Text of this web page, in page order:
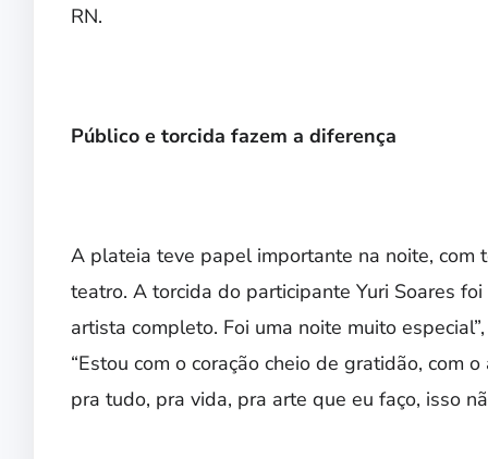
RN.
Público e torcida fazem a diferença
A plateia teve papel importante na noite, com
teatro. A torcida do participante Yuri Soares
artista completo. Foi uma noite muito
“Estou com o coração cheio de gratidão, com
pra tudo, pra vida, pra arte que eu faço, isso